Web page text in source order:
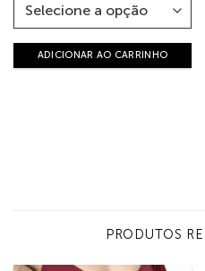
ADICIONAR AO CARRINHO
PRODUTOS